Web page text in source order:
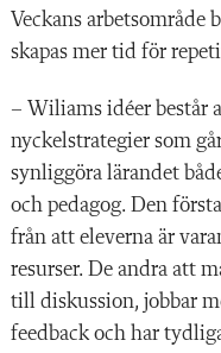
Veckans arbetsområde
skapas mer tid för
– Wiliams idéer består
nyckel­strategier som
synliggöra lärandet
och pedagog. Den
från att eleverna är
resurser. De andra att
till diskussion, jobbar
feedback och har